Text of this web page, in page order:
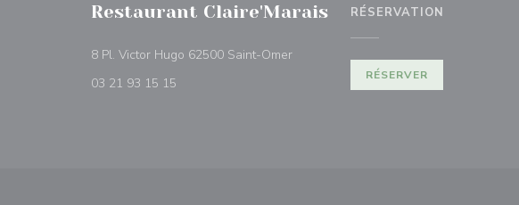
Restaurant Claire'Marais
8 Pl. Victor Hugo 62500 Saint-Omer((ouvre une nouvelle fenêtre))
03 21 93 15 15
RÉSERVATION
RÉSERVER